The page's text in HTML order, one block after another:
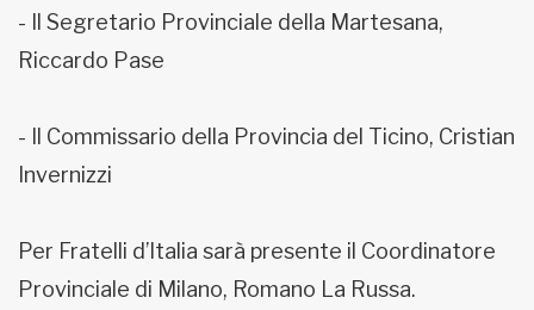
- Il Segretario Provinciale della Martesana,
Riccardo Pase
- Il Commissario della Provincia del Ticino, Cristian
Invernizzi
Per Fratelli d’Italia sarà presente il Coordinatore
Provinciale di Milano, Romano La Russa.